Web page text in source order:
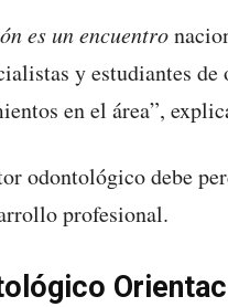
es un encuentro
y estudiantes
en el área”,
odontológico debe
profesional.